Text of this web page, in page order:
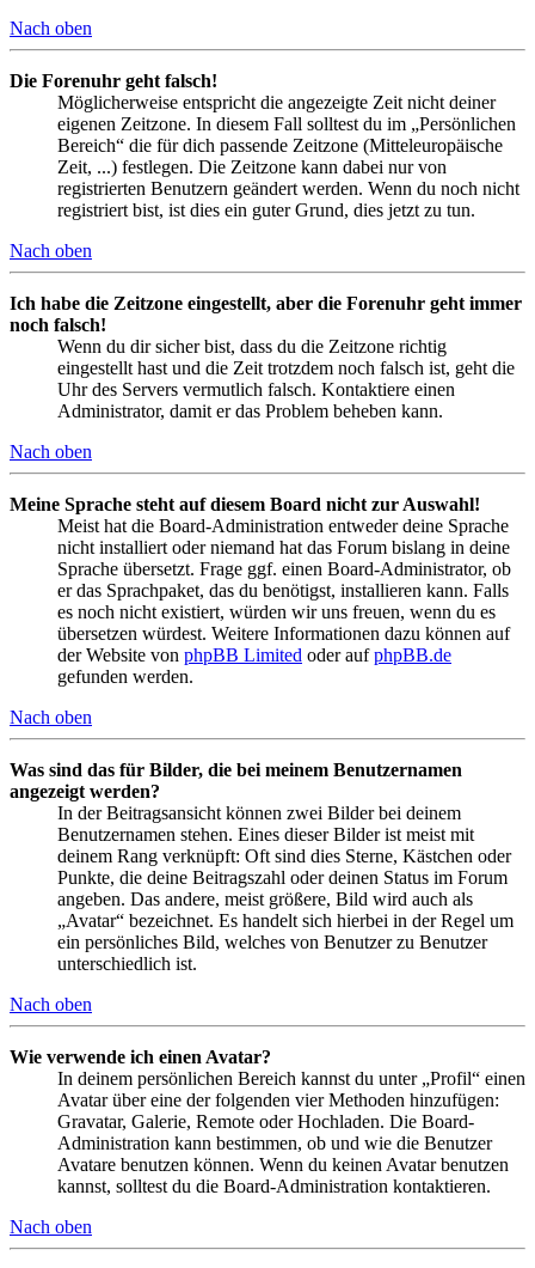
Nach oben
Die Forenuhr geht falsch!
Möglicherweise entspricht die angezeigte Zeit nicht deiner
eigenen Zeitzone. In diesem Fall solltest du im „Persönlichen
Bereich“ die für dich passende Zeitzone (Mitteleuropäische
Zeit, ...) festlegen. Die Zeitzone kann dabei nur von
registrierten Benutzern geändert werden. Wenn du noch nicht
registriert bist, ist dies ein guter Grund, dies jetzt zu tun.
Nach oben
Ich habe die Zeitzone eingestellt, aber die Forenuhr geht immer
noch falsch!
Wenn du dir sicher bist, dass du die Zeitzone richtig
eingestellt hast und die Zeit trotzdem noch falsch ist, geht die
Uhr des Servers vermutlich falsch. Kontaktiere einen
Administrator, damit er das Problem beheben kann.
Nach oben
Meine Sprache steht auf diesem Board nicht zur Auswahl!
Meist hat die Board-Administration entweder deine Sprache
nicht installiert oder niemand hat das Forum bislang in deine
Sprache übersetzt. Frage ggf. einen Board-Administrator, ob
er das Sprachpaket, das du benötigst, installieren kann. Falls
es noch nicht existiert, würden wir uns freuen, wenn du es
übersetzen würdest. Weitere Informationen dazu können auf
der Website von phpBB Limited oder aufphpBB.de
gefunden werden.
Nach oben
Was sind das für Bilder, die bei meinem Benutzernamen
angezeigt werden?
In der Beitragsansicht können zwei Bilder bei deinem
Benutzernamen stehen. Eines dieser Bilder ist meist mit
deinem Rang verknüpft: Oft sind dies Sterne, Kästchen oder
Punkte, die deine Beitragszahl oder deinen Status im Forum
angeben. Das andere, meist größere, Bild wird auch als
„Avatar“ bezeichnet. Es handelt sich hierbei in der Regel um
ein persönliches Bild, welches von Benutzer zu Benutzer
unterschiedlich ist.
Nach oben
Wie verwende ich einen Avatar?
In deinem persönlichen Bereich kannst du unter „Profil“ einen
Avatar über eine der folgenden vier Methoden hinzufügen:
Gravatar, Galerie, Remote oder Hochladen. Die Board-
Administration kann bestimmen, ob und wie die Benutzer
Avatare benutzen können. Wenn du keinen Avatar benutzen
kannst, solltest du die Board-Administration kontaktieren.
Nach oben